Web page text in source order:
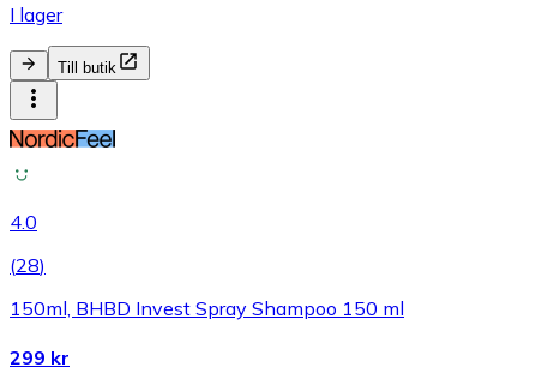
I lager
Till butik
4.0
(28)
150ml, BHBD Invest Spray Shampoo 150 ml
299 kr